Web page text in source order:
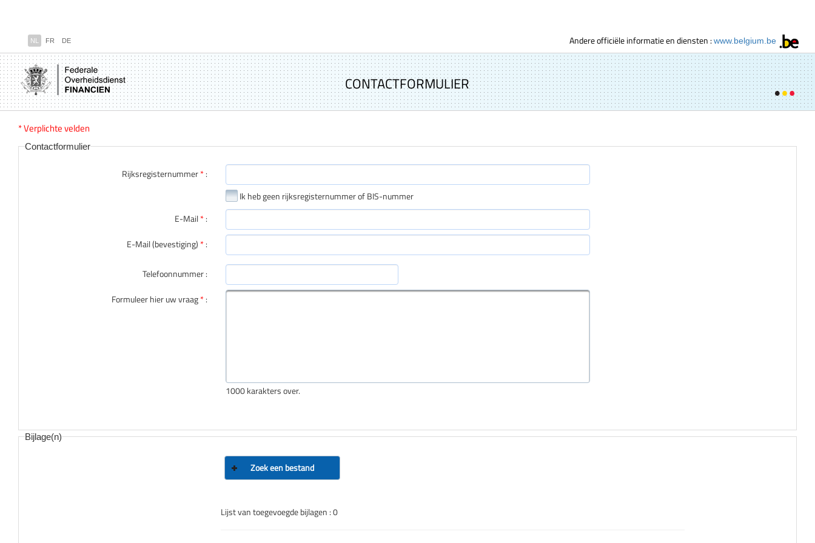
NL FR DE Andere officiële informatie en diensten :www.belgium.be
CONTACTFORMULIER
* Verplichte velden
Contactformulier
Rijksregisternummer*:
Ik heb geen rijksregisternummer of BIS-nummer
E-Mail*:
E-Mail (bevestiging) *:
Telefoonnummer :
Formuleer hier uw vraag*:
1000 karakters over.
Bijlage(n)
Zoek een bestand
Lijst van toegevoegde bijlagen : 0